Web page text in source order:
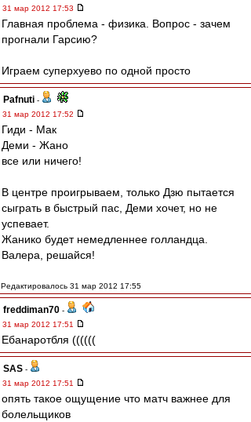
31 мар 2012 17:53
Главная проблема - физика. Вопрос - зачем
прогнали Гарсию?
Играем суперхуево по одной просто
Pafnuti -
31 мар 2012 17:52
Гиди - Мак
Деми - Жано
все или ничего!
В центре проигрываем, только Дзю пытается
сыграть в быстрый пас, Деми хочет, но не
успевает.
Жанико будет немедленнее голландца.
Валера, решайся!
Редактировалось 31 мар 2012 17:55
freddiman70 -
31 мар 2012 17:51
Ебанаротбля ((((((
SAS -
31 мар 2012 17:51
опять такое ощущение что матч важнее для
болельщиков